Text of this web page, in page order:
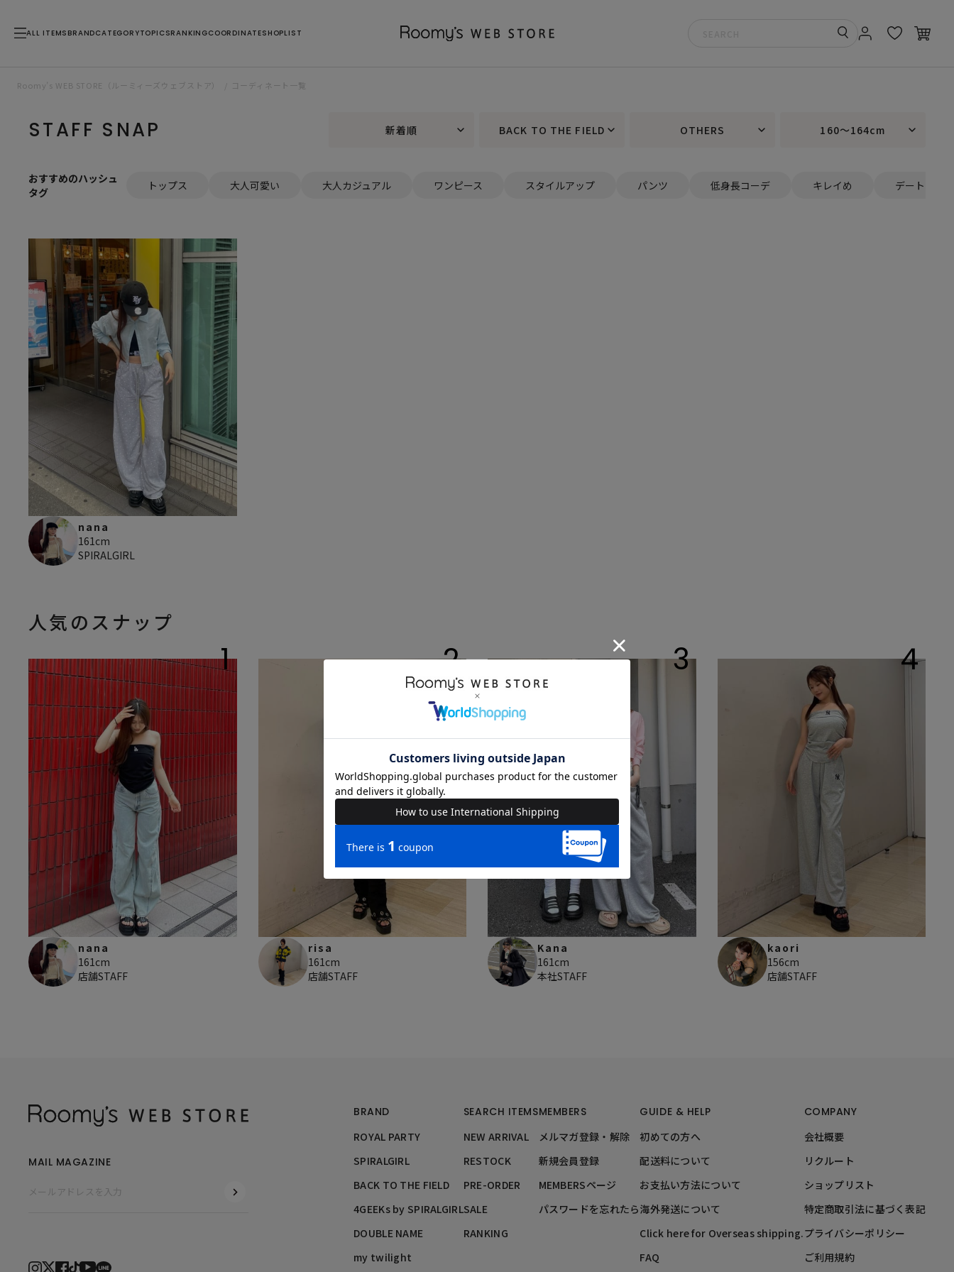
ALL ITEMS BRANDCATEGORYTOPICSRANKINGCOORDINATESHOPLIST
Roomy’s WEB STORE（ルーミィーズウェブストア） コーディネート一覧
STAFF SNAP 新着順 BACK TO THE FIELD OTHERS 160～164cm
おすすめのハッシュ
タグ
トップス 大人可愛い 大人カジュアル ワンピース スタイルアップ パンツ 低身長コーデ キレイめ デート
nana
161cm
SPIRALGIRL
人気のスナップ
1
nana
161cm
店舗STAFF
2
risa
161cm
店舗STAFF
3
Kana
161cm
本社STAFF
4
kaori
156cm
店舗STAFF
BRAND
ROYAL PARTY
SPIRALGIRL
BACK TO THE FIELD
4GEEKs by SPIRALGIRL
DOUBLE NAME
my twilight
SEARCH ITEMS
NEW ARRIVAL
RESTOCK
PRE-ORDER
SALE
RANKING
MEMBERS
メルマガ登録・解除
新規会員登録
MEMBERSページ
パスワードを忘れたら
GUIDE & HELP
初めての方へ
配送料について
お支払い方法について
海外発送について
Click here for Overseas shipping.
FAQ
COMPANY
会社概要
リクルート
ショップリスト
特定商取引法に基づく表記
プライバシーポリシー
ご利用規約
MAIL MAGAZINE